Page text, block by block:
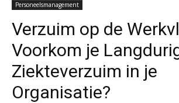
Personeelsmanagement
Verzuim op de
Voorkom je
Ziekteverzuim in je
Organisatie?